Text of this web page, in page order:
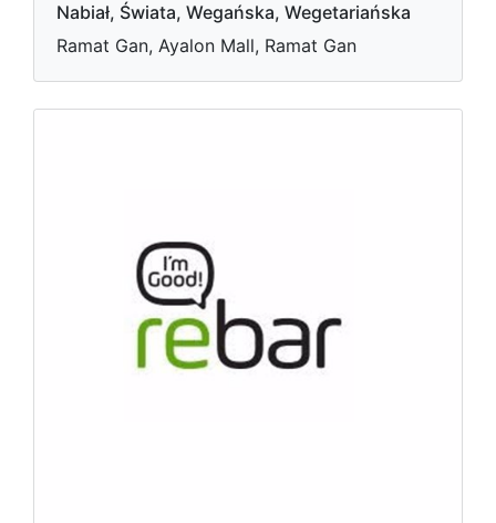
Nabiał, Świata, Wegańska, Wegetariańska
Ramat Gan, Ayalon Mall, Ramat Gan